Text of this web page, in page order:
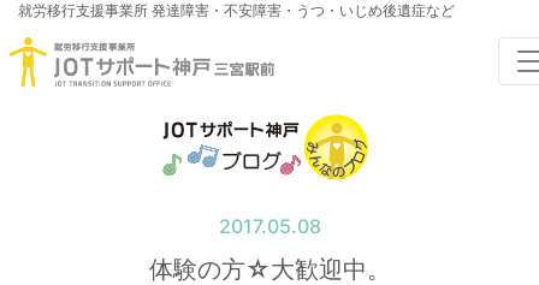
就労移行支援事業所 発達障害・不安障害・うつ・いじめ後遺症など
2017.05.08
体験の方☆大歓迎中。